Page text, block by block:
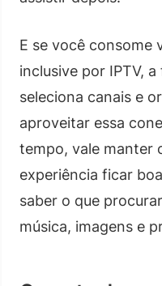
E se você consome
inclusive por IPTV,
seleciona canais e
aproveitar essa
tempo, vale manter
experiência ficar
saber o que
música, imagens e